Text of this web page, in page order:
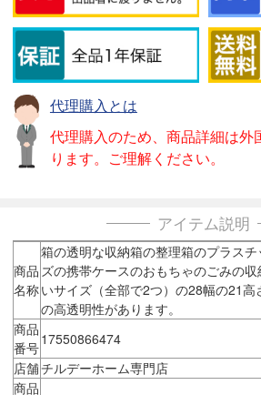
代理購入とは
代理購入のため、商品詳細は外
ります。ご理解ください。
アイテム説明
商品
名称
箱の透明な収納箱の整理箱のプラス
ズの携帯ケースのおもちゃのごみの
いサイズ（全部で2つ）の28幅の21
の高透明性があります。
商品
番号17550866474
店舗チルデーホーム専門店
商品